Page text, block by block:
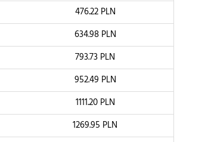
476.22PLN
634.98PLN
793.73 PLN
952.49 PLN
1111.20PLN
1269.95 PLN